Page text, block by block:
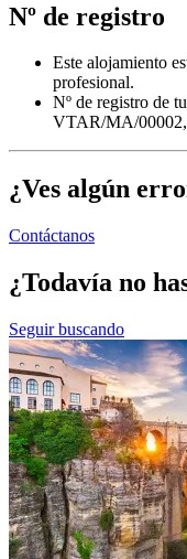
Nº de registro
Este alojamiento
profesional.
Nº de registro de
VTAR/MA/
¿Ves algún
Contáctanos
¿Todavía no
Seguir buscando